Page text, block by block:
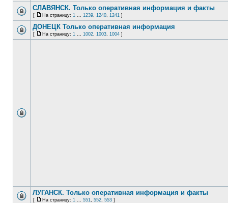
СЛАВЯНСК. Только оперативная информация и факты
[ На страницу: 1 ... 1239, 1240, 1241 ]
ДОНЕЦК Только оперативная информация
[ На страницу: 1 ... 1002, 1003, 1004 ]
ЛУГАНСК. Только оперативная информация и факты
[ На страницу: 1 ... 551, 552, 553 ]